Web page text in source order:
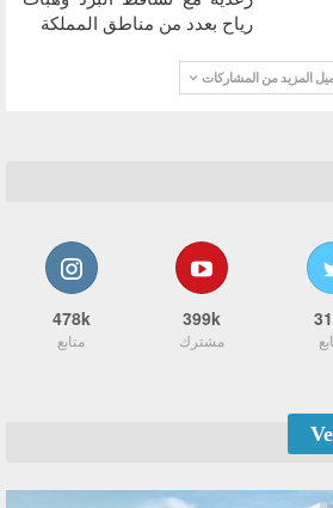
رياح بعدد من مناطق المملكة
المزيد من المشاركات
399k
مشترك
478k
متابع